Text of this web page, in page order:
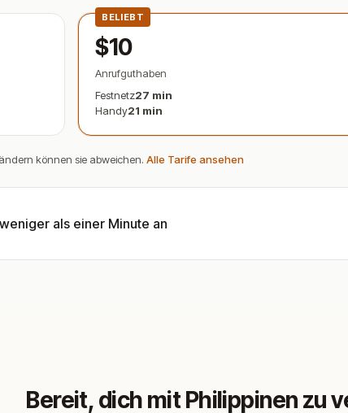
BELIEBT
$10
Anrufguthaben
Festnetz27 min
Handy21 min
können sie abweichen. Alle Tarife ansehen
als einer Minute an
Bereit, dich mit Philippinen zu